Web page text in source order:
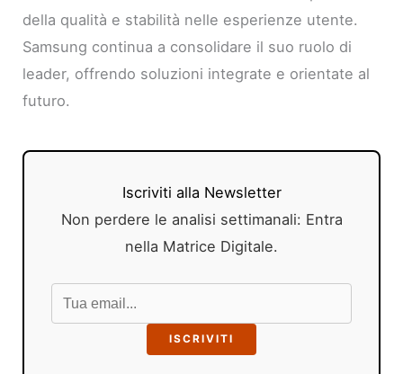
della qualità e stabilità nelle esperienze utente.
Samsung continua a consolidare il suo ruolo di
leader, offrendo soluzioni integrate e orientate al
futuro.
Iscriviti alla Newsletter
Non perdere le analisi settimanali: Entra
nella Matrice Digitale.
ISCRIVITI